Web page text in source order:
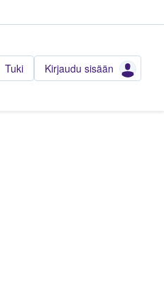
Tuki Kirjaudu sisään